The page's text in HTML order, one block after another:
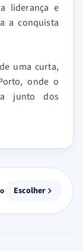
liderança e
a conquista
uma curta,
onde o
junto dos
Escolher